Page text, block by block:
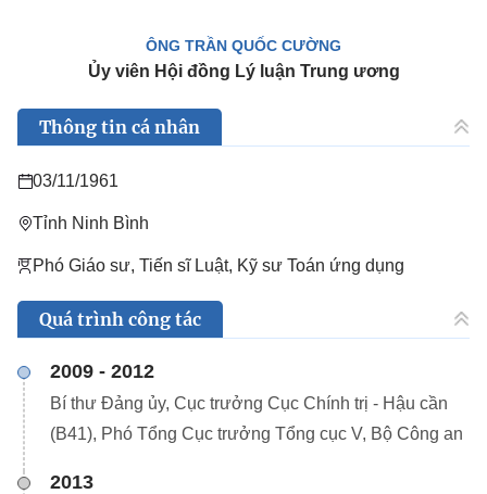
ÔNG TRẦN QUỐC CƯỜNG
Ủy viên Hội đồng Lý luận Trung ương
Thông tin cá nhân
03/11/1961
Tỉnh Ninh Bình
Phó Giáo sư, Tiến sĩ Luật, Kỹ sư Toán ứng dụng
Quá trình công tác
2009 - 2012
Bí thư Đảng ủy, Cục trưởng Cục Chính trị - Hậu cần
(B41), Phó Tổng Cục trưởng Tổng cục V, Bộ Công an
2013